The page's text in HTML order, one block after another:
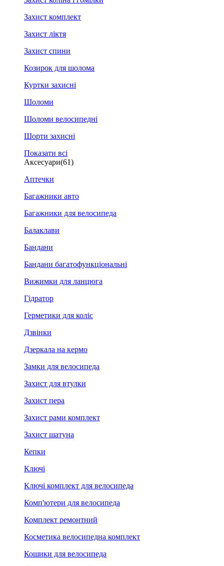
Захист комплект
Захист ліктя
Захист спини
Козирок для шолома
Куртки захисні
Шоломи
Шоломи велосипедні
Шорти захисні
Показати всі
Аксесуари(61)
Аптечки
Багажники авто
Багажники для велосипеда
Балаклави
Бандани
Бандани багатофункціональні
Вижимки для ланцюга
Гідратор
Герметики для коліс
Дзвінки
Дзеркала на кермо
Замки для велосипеда
Захист для втулки
Захист пера
Захист рами комплект
Захист шатуна
Кепки
Ключі
Ключі комплект для велосипеда
Комп'ютери для велосипеда
Комплект ремонтний
Косметика велосипедна комплект
Кошики для велосипеда